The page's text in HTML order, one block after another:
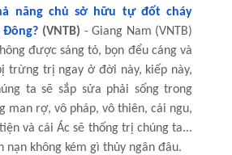
năng chủ sở hữu tự đốt cháy
Đông? (VNTB) - Giang Nam (VNTB)
được sáng tỏ, bọn đểu cáng và
trừng trị ngay ở đời này, kiếp này,
ta sẽ sắp sửa phải sống trong
man rợ, vô pháp, vô thiên, cái ngu,
và cái Ác sẽ thống trị chúng ta...
nạn không kém gì thủy ngân đâu.